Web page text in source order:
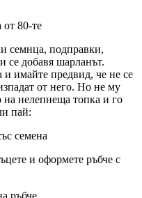
семнца, подправки,
се добавя шарланът.
и имайте предвид, че не се
от него. Но не му
нелепнеща топка и го
пай:
и оформете ръбче с